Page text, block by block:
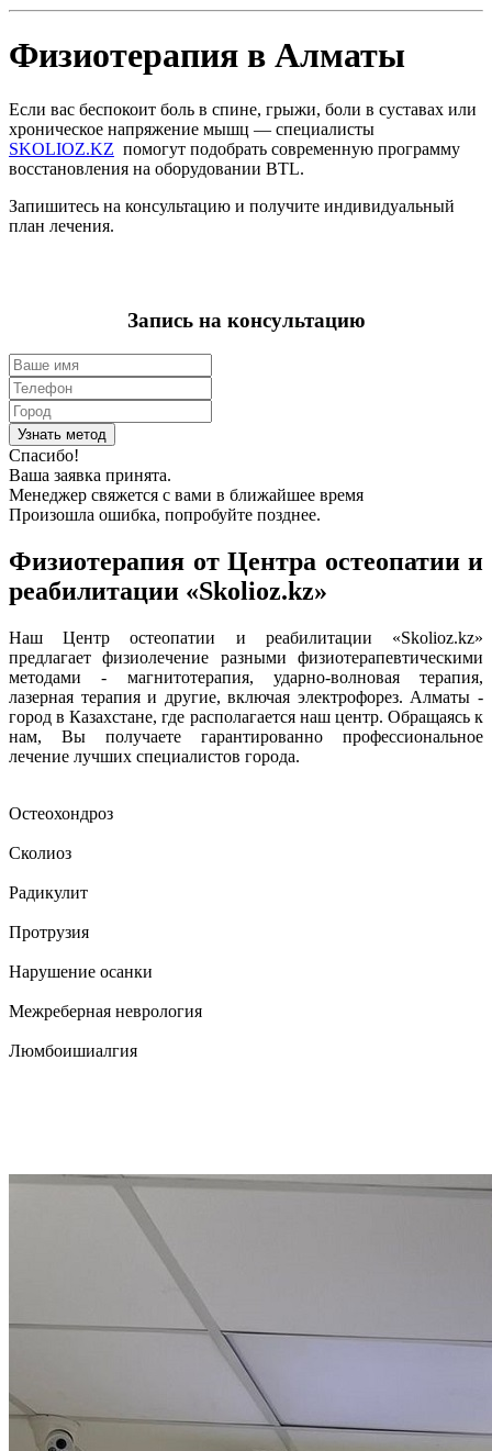
Физиотерапия в Алматы
Если вас беспокоит боль в спине, грыжи, боли в суставах или
хроническое напряжение мышц — специалисты
SKOLIOZ.KZ помогут подобрать современную программу
восстановления на оборудовании BTL.
Запишитесь на консультацию и получите индивидуальный
план лечения.
Запись на консультацию
Спасибо!
Ваша заявка принята.
Менеджер свяжется с вами в ближайшее время
Произошла ошибка, попробуйте позднее.
Физиотерапия от Центра остеопатии и
реабилитации «Skolioz.kz»
Наш Центр остеопатии и реабилитации «Skolioz.kz»
предлагает физиолечение разными физиотерапевтическими
методами - магнитотерапия, ударно-волновая терапия,
лазерная терапия и другие, включая электрофорез. Алматы -
город в Казахстане, где располагается наш центр. Обращаясь к
нам, Вы получаете гарантированно профессиональное
лечение лучших специалистов города.
Остеохондроз
Сколиоз
Радикулит
Протрузия
Нарушение осанки
Межреберная неврология
Люмбоишиалгия